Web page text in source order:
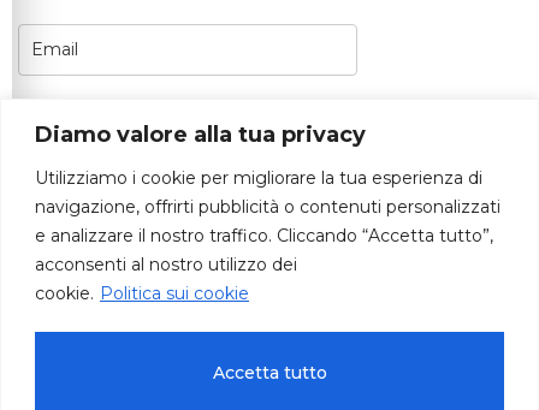
Diamo valore alla tua privacy
Utilizziamo i cookie per migliorare la tua esperienza di
navigazione, offrirti pubblicità o contenuti personalizzati
e analizzare il nostro traffico. Cliccando “Accetta tutto”,
acconsenti al nostro utilizzo dei
cookie. Politica sui cookie
Accetta tutto
Per maggiori dettagli, consulta la
Accetta di ricevere notizie e aggiornamenti.
ISCRIVITI